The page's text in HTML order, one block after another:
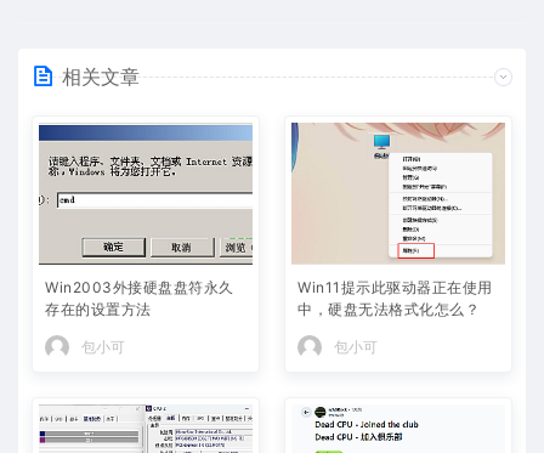
相关文章
Win2003外接硬盘盘符永久
存在的设置方法
包小可
Win11提示此驱动器正在使用
中，硬盘无法格式化怎么？
包小可